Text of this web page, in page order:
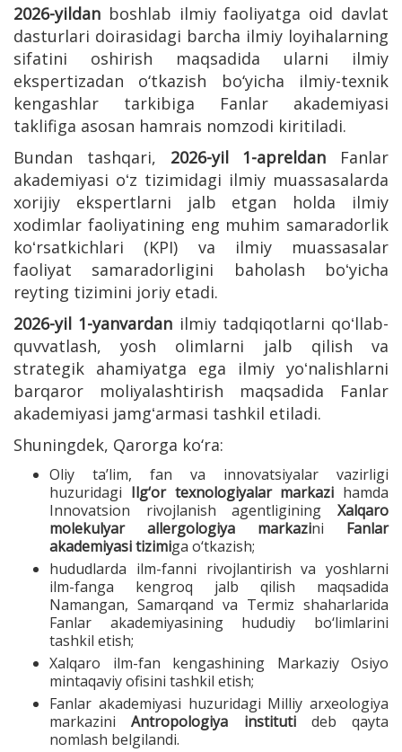
2026-yildan boshlab ilmiy faoliyatga oid davlat
dasturlari doirasidagi barcha ilmiy loyihalarning
sifatini oshirish maqsadida ularni ilmiy
ekspertizadan o‘tkazish bo‘yicha ilmiy-texnik
kengashlar tarkibiga Fanlar akademiyasi
taklifiga asosan hamrais nomzodi kiritiladi.
Bundan tashqari, 2026-yil 1-apreldan Fanlar
akademiyasi oʻz tizimidagi ilmiy muassasalarda
xorijiy ekspertlarni jalb etgan holda ilmiy
xodimlar faoliyatining eng muhim samaradorlik
koʻrsatkichlari (KPI) va ilmiy muassasalar
faoliyat samaradorligini baholash boʻyicha
reyting tizimini joriy etadi.
2026-yil 1-yanvardan ilmiy tadqiqotlarni qoʻllab-
quvvatlash, yosh olimlarni jalb qilish va
strategik ahamiyatga ega ilmiy yoʻnalishlarni
barqaror moliyalashtirish maqsadida Fanlar
akademiyasi jamgʻarmasi tashkil etiladi.
Shuningdek, Qarorga ko‘ra:
Oliy taʼlim, fan va innovatsiyalar vazirligi
huzuridagi Ilg‘or texnologiyalar markazi hamda
Innovatsion rivojlanish agentligining Xalqaro
molekulyar allergologiya markazini Fanlar
akademiyasi tizimiga o‘tkazish;
hududlarda ilm-fanni rivojlantirish va yoshlarni
ilm-fanga kengroq jalb qilish maqsadida
Namangan, Samarqand va Termiz shaharlarida
Fanlar akademiyasining hududiy bo‘limlarini
tashkil etish;
Xalqaro ilm-fan kengashining Markaziy Osiyo
mintaqaviy ofisini tashkil etish;
Fanlar akademiyasi huzuridagi Milliy arxeologiya
markaziniAntropologiya institutideb qayta
nomlash belgilandi.